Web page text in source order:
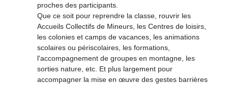
proches des participants.
Que ce soit pour reprendre la classe, rouvrir les
Accueils Collectifs de Mineurs, les Centres de loisirs,
les colonies et camps de vacances, les animations
scolaires ou périscolaires, les formations,
l'accompagnement de groupes en montagne, les
sorties nature, etc. Et plus largement pour
accompagner la mise en œuvre des gestes barrières